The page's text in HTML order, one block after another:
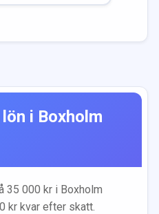
i Boxholm
35 000 kr i Boxholm
kr kvar efter skatt.